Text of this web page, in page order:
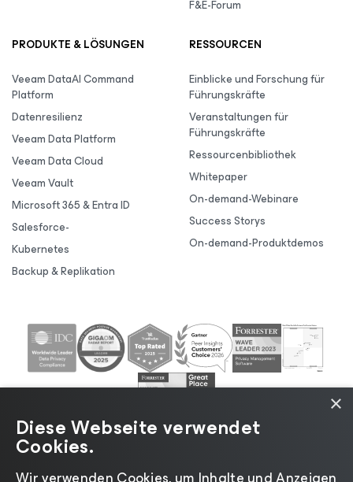
F&E-Forum
PRODUKTE & LÖSUNGEN
Veeam DataAI Command
Platform
Datenresilienz
Veeam Data Platform
Veeam Data Cloud
Veeam Vault
Microsoft 365 & Entra ID
Salesforce-
Kubernetes
Backup & Replikation
RESSOURCEN
Einblicke und Forschung für
Führungskräfte
Veranstaltungen für
Führungskräfte
Ressourcenbibliothek
Whitepaper
On-demand-Webinare
Success Storys
On-demand-Produktdemos
×
Diese Webseite verwendet
Cookies.